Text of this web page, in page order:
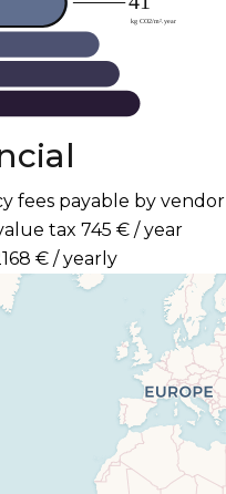
fees payable by vendor
tax 745 € / year
€ / yearly